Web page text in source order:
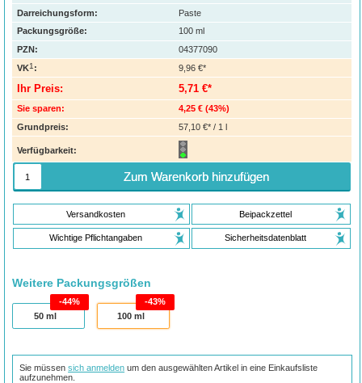
Darreichungsform:
Paste
Packungsgröße:
100 ml
PZN:
04377090
VK1: 9,96 €*
Ihr Preis: 5,71 €*
Sie sparen: 4,25 € (43%)
Grundpreis:
57,10 €* / 1 l
Verfügbarkeit:
Zum Warenkorb hinzufügen
Versandkosten Beipackzettel
Wichtige Pflichtangaben Sicherheitsdatenblatt
Weitere Packungsgrößen
50 ml
44%
100ml
43%
Sie müssensich anmelden um den ausgewählten Artikel in eine Einkaufsliste
aufzunehmen.